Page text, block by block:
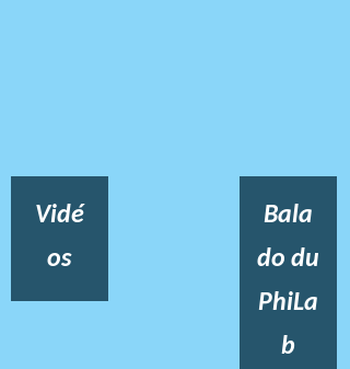
Vidé
os
Bala
do du
PhiLa
b